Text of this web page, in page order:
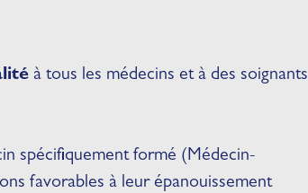
à tous les médecins et à des soignants
spécifiquement formé (Médecin-
favorables à leur épanouissement